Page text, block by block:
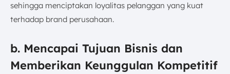
sehingga menciptakan loyalitas pelanggan yang kuat
terhadap brand perusahaan.
b. Mencapai Tujuan Bisnis dan
Memberikan Keunggulan Kompetitif